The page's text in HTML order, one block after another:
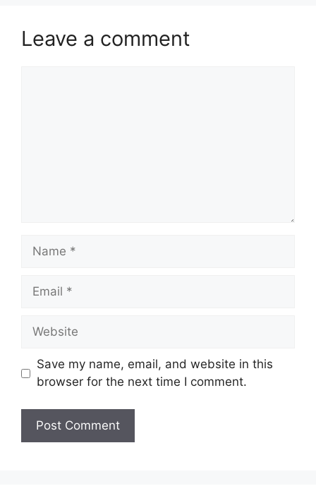
Leave a comment
Name
Email
Website
Save my name, email, and website in this
browser for the next time I comment.